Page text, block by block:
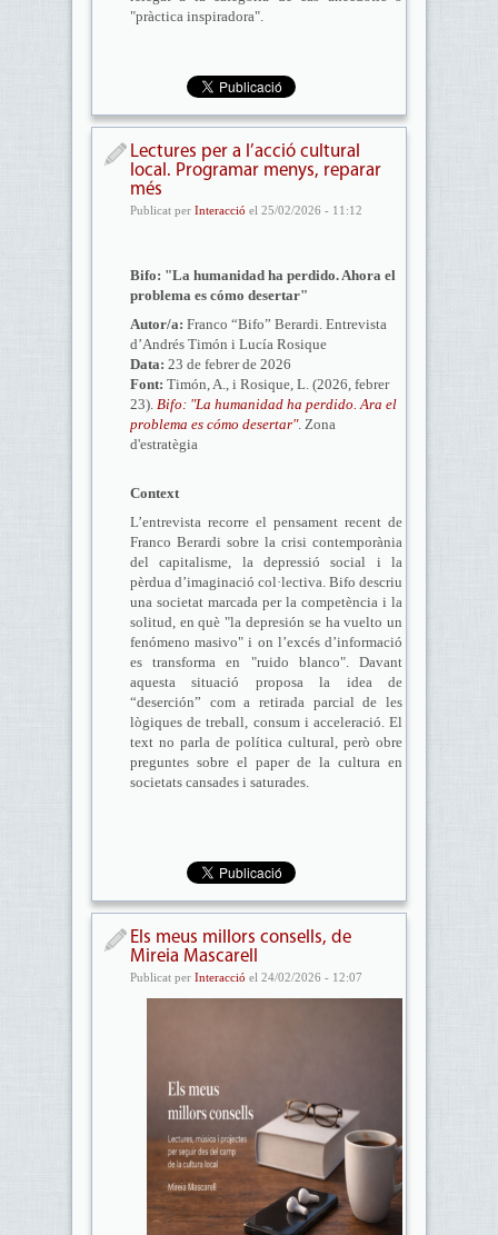
"pràctica inspiradora".
Lectures per a l’acció cultural
local. Programar menys, reparar
més
Publicat per Interacció el 25/02/2026 - 11:12
Bifo: "La humanidad ha perdido. Ahora el
problema es cómo desertar"
Autor/a: Franco “Bifo” Berardi. Entrevista
d’Andrés Timón i Lucía Rosique
Data: 23 de febrer de 2026
Font: Timón, A., i Rosique, L. (2026, febrer
23). Bifo: "La humanidad ha perdido. Ara el
problema es cómo desertar". Zona
d'estratègia
Context
L’entrevista recorre el pensament recent de
Franco Berardi sobre la crisi contemporània
del capitalisme, la depressió social i la
pèrdua d’imaginació col·lectiva. Bifo descriu
una societat marcada per la competència i la
solitud, en què "la depresión se ha vuelto un
fenómeno masivo" i on l’excés d’informació
es transforma en "ruido blanco". Davant
aquesta situació proposa la idea de
“deserción” com a retirada parcial de les
lògiques de treball, consum i acceleració. El
text no parla de política cultural, però obre
preguntes sobre el paper de la cultura en
societats cansades i saturades.
Els meus millors consells, de
Mireia Mascarell
Publicat per Interacció el 24/02/2026 - 12:07